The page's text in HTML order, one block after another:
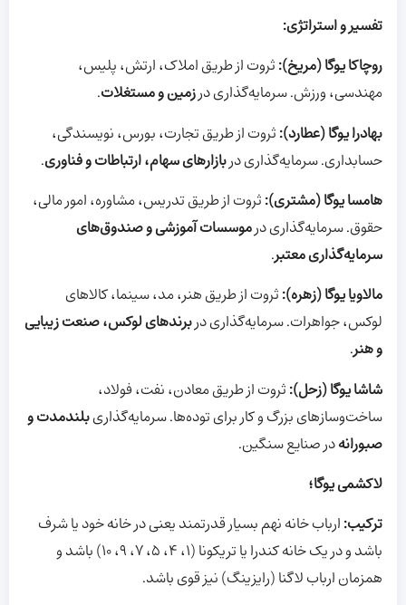
تفسیر و استراتژی:
روچاکا یوگا (مریخ):ثروت از طریق املاک، ارتش، پلیس،
مهندسی، ورزش. سرمایه‌گذاری درزمین و مستغلات.
بهادرا یوگا (عطارد):ثروت از طریق تجارت، بورس، نویسندگی،
حسابداری. سرمایه‌گذاری دربازارهای سهام، ارتباطات و فناوری.
هامسا یوگا (مشتری):ثروت از طریق تدریس، مشاوره، امور مالی،
حقوق. سرمایه‌گذاری درموسسات آموزشی و صندوق‌های
سرمایه‌گذاری معتبر.
مالاویا یوگا (زهره):ثروت از طریق هنر، مد، سینما، کالاهای
لوکس، جواهرات. سرمایه‌گذاری دربرندهای لوکس، صنعت زیبایی
و هنر.
شاشا یوگا (زحل):ثروت از طریق معادن، نفت، فولاد،
ساخت‌وسازهای بزرگ و کار برای توده‌ها. سرمایه‌گذاریبلندمدت و
صبورانهدر صنایع سنگین.
لاکشمی یوگا؛
ترکیب:ارباب خانه نهم بسیار قدرتمند یعنی در خانه خود یا شرف
باشد و در یک خانه کندرا یا تریکونا (۱، ۴، ۵، ۷، ۹، ۱۰) باشد و
همزمان ارباب لاگنا (رایزینگ) نیز قوی باشد.